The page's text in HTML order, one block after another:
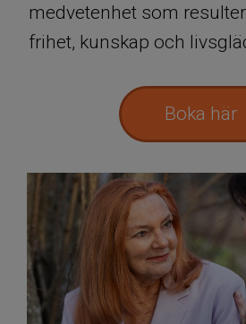
medvetenhet som
frihet, kunskap och
Boka här